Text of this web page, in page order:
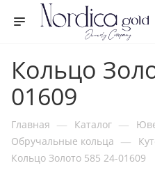
Кольцо
01609
Главная — Каталог —
Обручальные кольца —
Кольцо Золото 585 24-01609